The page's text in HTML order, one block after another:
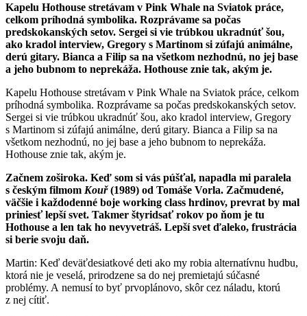
Kapelu Hothouse stretávam v Pink Whale na Sviatok práce,
celkom príhodná symbolika. Rozprávame sa počas
predskokanských setov. Sergei si vie trúbkou ukradnúť šou,
ako kradol interview, Gregory s Martinom si zúfajú animálne,
derú gitary. Bianca a Filip sa na všetkom nezhodnú, no jej base
a jeho bubnom to neprekáža. Hothouse znie tak, akým je.
Kapelu Hothouse stretávam v Pink Whale na Sviatok práce, celkom
príhodná symbolika. Rozprávame sa počas predskokanských setov.
Sergei si vie trúbkou ukradnúť šou, ako kradol interview, Gregory
s Martinom si zúfajú animálne, derú gitary. Bianca a Filip sa na
všetkom nezhodnú, no jej base a jeho bubnom to neprekáža.
Hothouse znie tak, akým je.
Začnem zoširoka. Keď som si vás púšťal, napadla mi paralela
s českým filmom Kouř(1989) od Tomáše Vorla. Začmudené,
väčšie i každodenné boje working class hrdinov, prevrat by mal
priniesť lepší svet. Takmer štyridsať rokov po ňom je tu
Hothouse a len tak ho nevyvetráš. Lepší svet ďaleko, frustrácia
si berie svoju daň.
Martin: Keď deväťdesiatkové deti ako my robia alternatívnu hudbu,
ktorá nie je veselá, prirodzene sa do nej premietajú súčasné
problémy. A nemusí to byť prvoplánovo, skôr cez náladu, ktorú
z nej cítiť.